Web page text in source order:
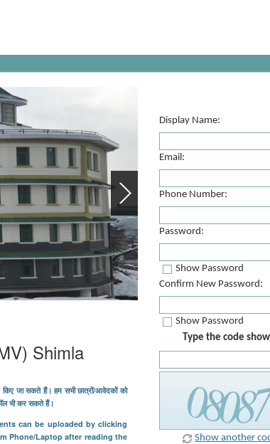
Shimla
जा सकते हैं। हम सभी छात्रों/आवेदकों को
भी कर सकते हैं।
can be uploaded by clicking
Phone/Laptop after reading the
Display Name:
Email:
Phone Number:
Password:
Show Password
Confirm New Password:
Show Password
Type the code
Show another